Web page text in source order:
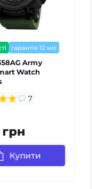
гарантія 12 міс
Army
Watch
7
грн
Купити